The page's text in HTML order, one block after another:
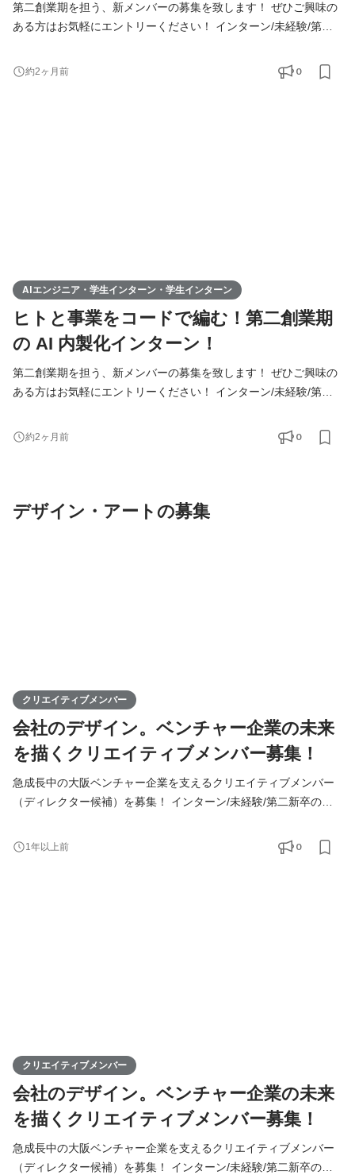
第二創業期を担う、新メンバーの募集を致します！ ぜひご興味の
ある方はお気軽にエントリーください！ インターン/未経験/第二
https://youtu.be/toEAvZnFaho?si=wqt3GJy5nk34K8iy ◆Tiktokで社
約2ヶ月前 0
AIエンジニア・学生インターン・学生インターン
ヒトと事業をコードで編む！第二創業期
の AI 内製化インターン！
第二創業期を担う、新メンバーの募集を致します！ ぜひご興味の
ある方はお気軽にエントリーください！ インターン/未経験/第二
https://youtu.be/toEAvZnFaho?si=wqt3GJy5nk34K8iy ◆Tiktokで社
募集となります。 ▍具体的な業務内容
約2ヶ月前 0
デザイン・アートの募集
クリエイティブメンバー
会社のデザイン。ベンチャー企業の未来
を描くクリエイティブメンバー募集！
急成長中の大阪ベンチャー企業を支えるクリエイティブメンバー
（ディレクター候補）を募集！ インターン/未経験/第二新卒の方
のみはNG ◆Youtubeで社内Vlogを公開中！
https://www.youtube.com/@remind_ch ◆Tiktokで社員の日常を公
1年以上前 0
クリエイティブメンバー
会社のデザイン。ベンチャー企業の未来
を描くクリエイティブメンバー募集！
急成長中の大阪ベンチャー企業を支えるクリエイティブメンバー
（ディレクター候補）を募集！ インターン/未経験/第二新卒の方